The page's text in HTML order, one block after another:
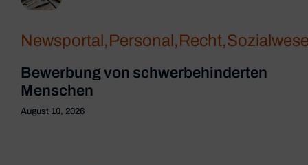
Newsportal,Personal,Recht,
Bewerbung von schwerbehinderten
Menschen
August 10, 2026